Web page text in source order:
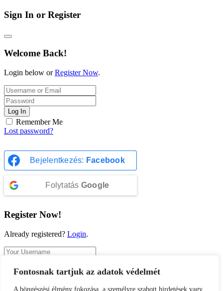
Fontosnak tartjuk az adatok védelmét
A böngészési élmény fokozása, a személyre szabott hirdetések vagy
Sign In or Register
Welcome Back!
Login below orRegister Now.
Log In
Remember Me
Lost password?
Bejelentkezés: Facebook
Folytatás Google
Register Now!
Already registered? Login.
Register